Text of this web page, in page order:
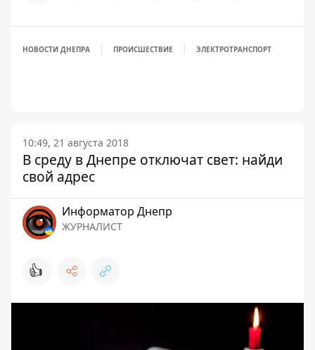
НОВОСТИ ДНЕПРА ПРОИСШЕСТВИЕ ЭЛЕКТРОТРАНСПОРТ
10:49, 21 августа 2018
В среду в Днепре отключат свет: найди
свой адрес
Информатор Днепр
ЖУРНАЛИСТ
👍